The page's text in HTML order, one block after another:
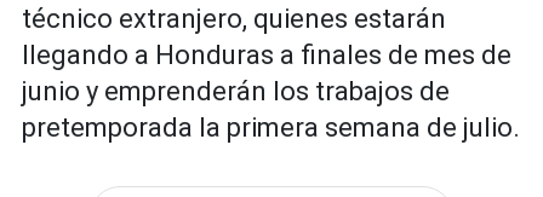
técnico extranjero, quienes estarán
llegando a Honduras a finales de mes de
junio y emprenderán los trabajos de
pretemporada la primera semana de julio.